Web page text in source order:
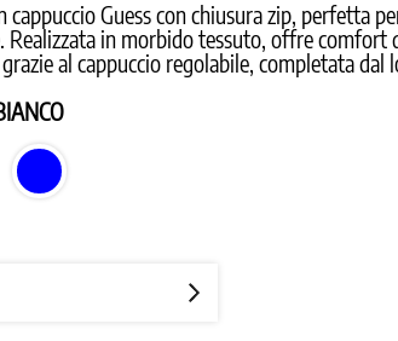
cappuccio Guess con chiusura zip, perfetta
Realizzata in morbido tessuto, offre comfort
al cappuccio regolabile, completata dal
BLU